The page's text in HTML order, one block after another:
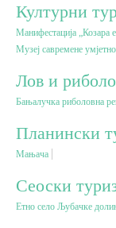
Лов и риболов
Сеоски туризам
Омладински
Дестинације
Списак
Културни
Манифестација „Козара
Музеј савремене
Лов и
Бањалучка риболовна
Планински
Мањача
Сеоски
Етно село Љубачке